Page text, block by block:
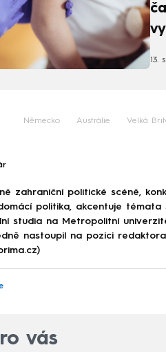
13.
Německo Austrálie Velká
zahraniční politické scéně,
politika, akcentuje
studia na Metropolitní
nastoupil na pozici redaktora
vás